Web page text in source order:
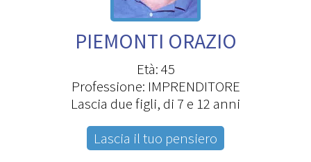
PIEMONTI ORAZIO
Età: 45
Professione: IMPRENDITORE
Lascia due figli, di 7 e 12 anni
Lascia il tuo pensiero